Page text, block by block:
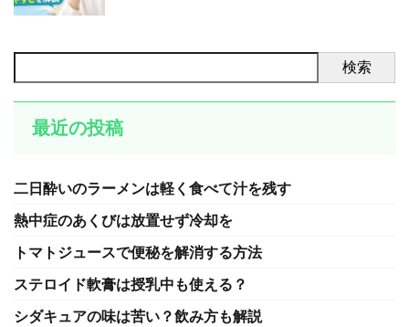
検索
最近の投稿
二日酔いのラーメンは軽く食べて汁を残す
熱中症のあくびは放置せず冷却を
トマトジュースで便秘を解消する方法
ステロイド軟膏は授乳中も使える？
シダキュアの味は苦い？飲み方も解説